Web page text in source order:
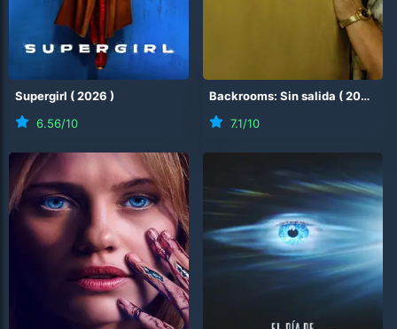
Supergirl (2026 )
6.56/10
Backrooms: Sin salida (2026
7.1/10